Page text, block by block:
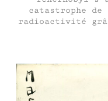
catastrophe de
radioactivité